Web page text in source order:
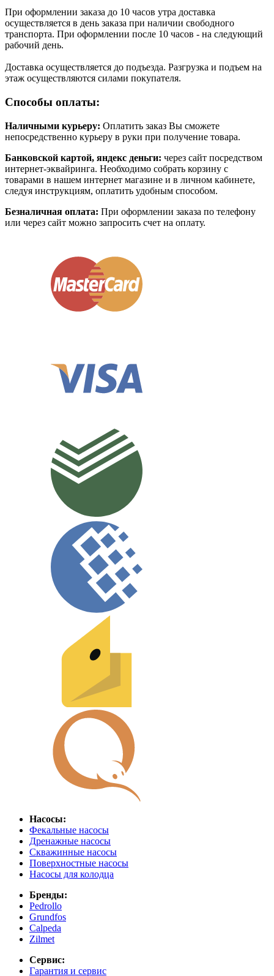
При оформлении заказа до 10 часов утра доставка
осуществляется в день заказа при наличии свободного
транспорта. При оформлении после 10 часов - на следующий
рабочий день.
Доставка осуществляется до подъезда. Разгрузка и подъем на
этаж осуществляются силами покупателя.
Способы оплаты:
Наличными курьеру: Оплатить заказ Вы сможете
непосредственно курьеру в руки при получение товара.
Банковской картой, яндекс деньги: через сайт посредством
интернет-эквайринга. Необходимо собрать корзину с
товарами в нашем интернет магазине и в личном кабинете,
следуя инструкциям, оплатить удобным способом.
Безналичная оплата: При оформлении заказа по телефону
или через сайт можно запросить счет на оплату.
Насосы:
Фекальные насосы
Дренажные насосы
Скважинные насосы
Поверхностные насосы
Насосы для колодца
Бренды:
Pedrollo
Grundfos
Calpeda
Zilmet
Сервис:
Гарантия и сервис